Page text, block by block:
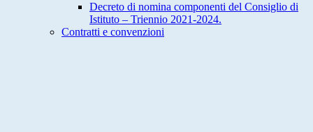
Decreto di nomina componenti del Consiglio di
Istituto – Triennio 2021-2024.
Contratti e convenzioni